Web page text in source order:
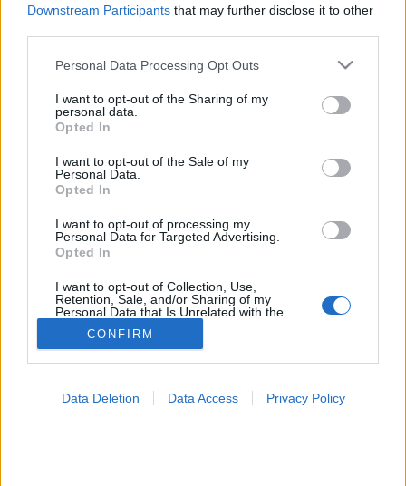
Downstream Participants that may further disclose it to other
Please note that this website/app uses one or more Google
not limited to your visit or usage behaviour. You may click to
grant or deny consent to Google and its third-party tags to
use your data for below specified purposes in below Google
consent section.
Personal Data Processing Opt Outs
I want to opt-out of the Sharing of my
personal data.
Opted In
I want to opt-out of the Sale of my
Personal Data.
Opted In
I want to opt-out of processing my
Personal Data for Targeted Advertising.
Opted In
I want to opt-out of Collection, Use,
Retention, Sale, and/or Sharing of my
Personal Data that Is Unrelated with the
Purposes for which it was collected.
Opted Out
CONFIRM
Data Deletion Data Access Privacy Policy
Orvos válaszol